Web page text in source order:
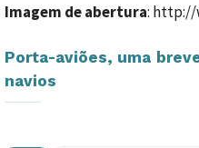
Imagem de abertura: http://
Porta-aviões, uma
navios